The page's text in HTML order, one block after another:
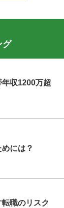
グ
年収1200万超
には？
職のリスク